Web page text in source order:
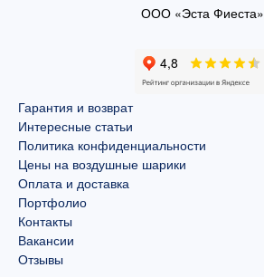
ООО «Эста Фиеста»
Гарантия и возврат
Интересные статьи
Политика конфиденциальности
Цены на воздушные шарики
Оплата и доставка
Портфолио
Контакты
Вакансии
Отзывы